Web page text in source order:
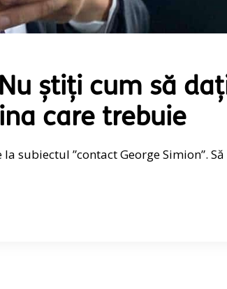
știți cum să
care trebuie
subiectul ”contact George Simion”. Să